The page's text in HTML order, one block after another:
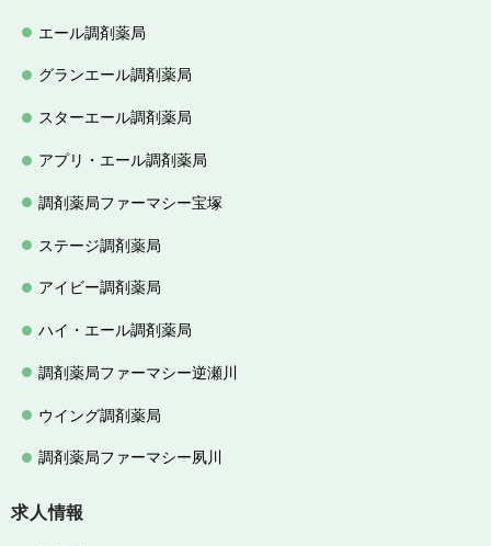
エール調剤薬局
グランエール調剤薬局
スターエール調剤薬局
アプリ・エール調剤薬局
調剤薬局ファーマシー宝塚
ステージ調剤薬局
アイビー調剤薬局
ハイ・エール調剤薬局
調剤薬局ファーマシー逆瀬川
ウイング調剤薬局
調剤薬局ファーマシー夙川
求人情報